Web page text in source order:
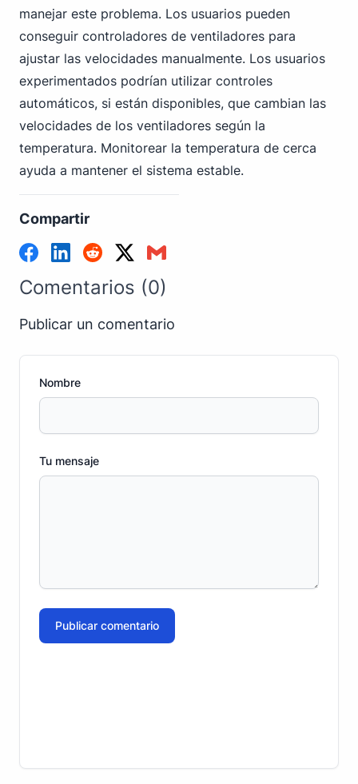
manejar este problema. Los usuarios pueden
conseguir controladores de ventiladores para
ajustar las velocidades manualmente. Los usuarios
experimentados podrían utilizar controles
automáticos, si están disponibles, que cambian las
velocidades de los ventiladores según la
temperatura. Monitorear la temperatura de cerca
ayuda a mantener el sistema estable.
Compartir
Comentarios (0)
Publicar un comentario
Nombre
Tu mensaje
Publicar comentario